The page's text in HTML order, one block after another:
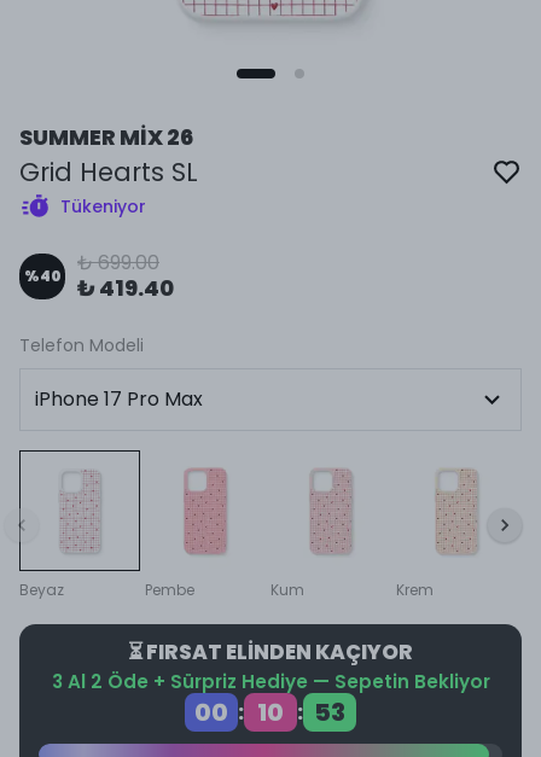
SUMMER MİX 26
Grid Hearts SL
Tükeniyor
%40 ₺ 699.00
₺ 419.40
Telefon Modeli
Beyaz Pembe Kum Krem
⏳ FIRSAT ELİNDEN KAÇIYOR
3 Al 2 Öde + Sürpriz Hediye — Sepetin Bekliyor
00 : 10 : 52